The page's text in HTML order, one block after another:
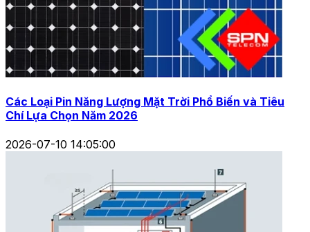
Các Loại Pin Năng Lượng Mặt Trời Phổ Biến và Tiêu
Chí Lựa Chọn Năm 2026
2026-07-10 14:05:00